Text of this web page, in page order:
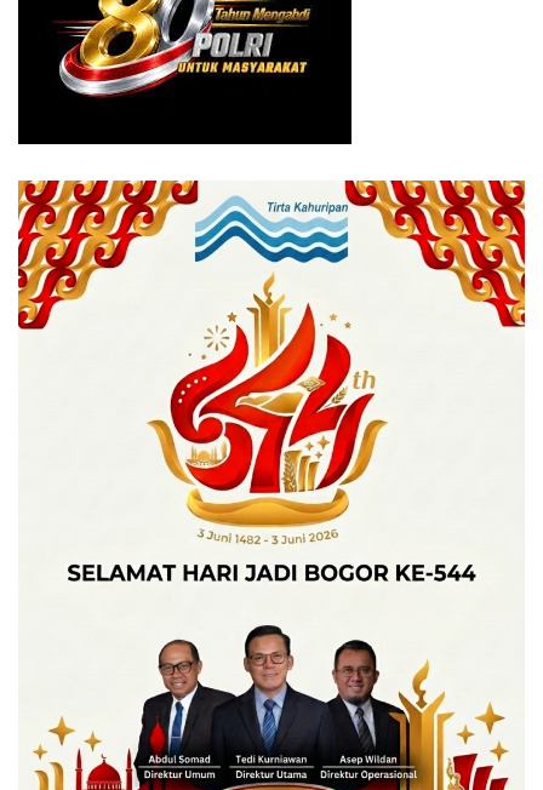
bisa jadi SMP Negeri,” katanya. (be-031)
asb disdik Kota bogor komisi Iv